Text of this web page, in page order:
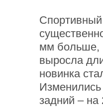
мм больше,
выросла
новинка
задний –